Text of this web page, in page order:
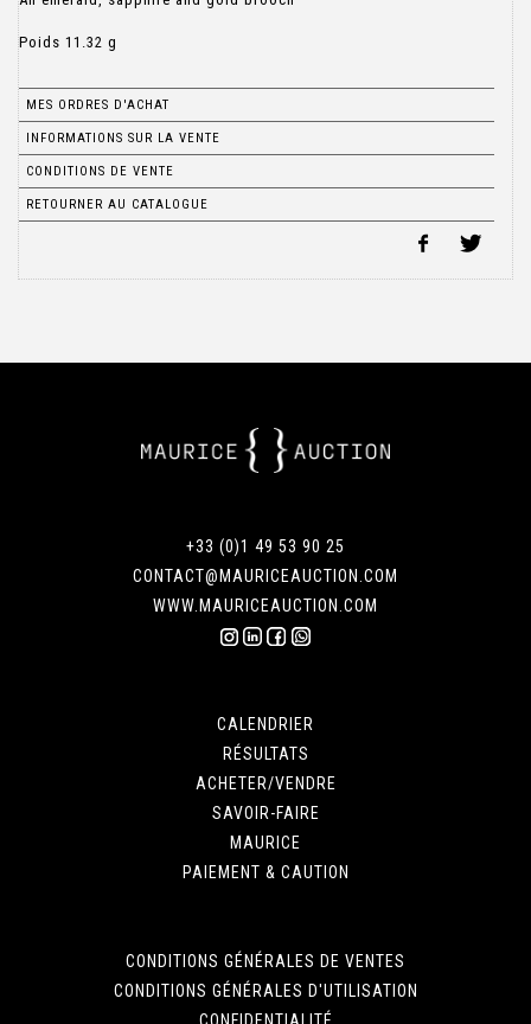
Poids 11.32 g
MES ORDRES D'ACHAT
INFORMATIONS SUR LA VENTE
CONDITIONS DE VENTE
RETOURNER AU CATALOGUE
+33 (0)1 49 53 90 25
CONTACT@MAURICEAUCTION.COM
WWW.MAURICEAUCTION.COM
CALENDRIER
RÉSULTATS
ACHETER/VENDRE
SAVOIR-FAIRE
MAURICE
PAIEMENT & CAUTION
CONDITIONS GÉNÉRALES DE VENTES
CONDITIONS GÉNÉRALES D'UTILISATION
CONFIDENTIALITÉ